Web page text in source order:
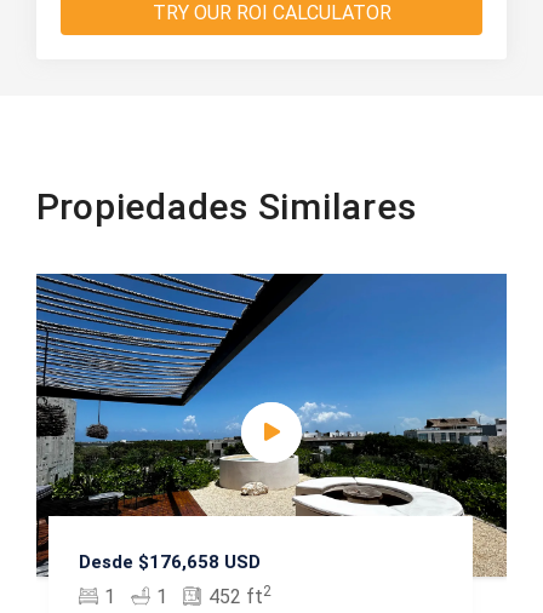
TRY OUR ROI CALCULATOR
Propiedades Similares
Desde $176,658 USD
1 1 452 ft2